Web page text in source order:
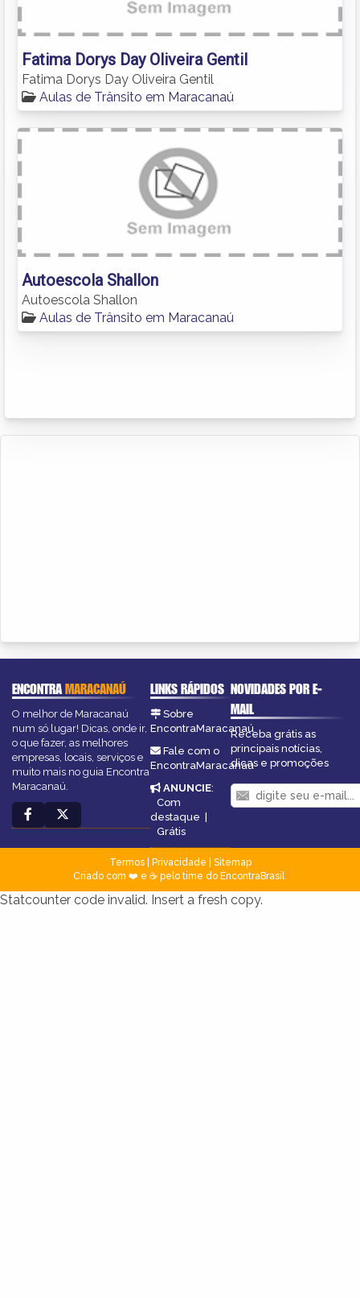
Fatima Dorys Day Oliveira Gentil
Fatima Dorys Day Oliveira Gentil
Aulas de Trânsito em Maracanaú
Autoescola Shallon
Autoescola Shallon
Aulas de Trânsito em Maracanaú
ENCONTRAMARACANAÚ
O melhor de Maracanaú
num só lugar! Dicas, onde ir,
o que fazer, as melhores
empresas, locais, serviços e
muito mais no guia Encontra
Maracanaú.
LINKS RÁPIDOS
Sobre
EncontraMaracanaú
Fale com o
EncontraMaracanaú
ANUNCIE:
Com
destaque |
Grátis
NOVIDADES POR E-
MAIL
Receba grátis as
principais notícias,
dicas e promoções
Termos| Privacidade
Sitemap
Criado com ❤️ e ☕ pelo time do EncontraBrasil
Statcounter code invalid. Insert a fresh copy.